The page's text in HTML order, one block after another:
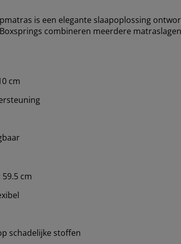
is een elegante slaapoplossing
combineren meerdere
cm
59.5 cm
schadelijke stoffen